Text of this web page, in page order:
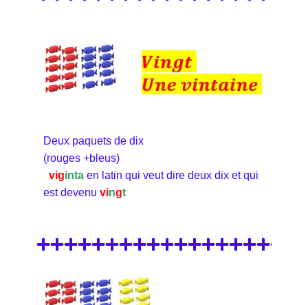
Deux paquets de dix
(rouges +bleus)
viginta en latin qui veut dire deux dix et qui
est devenu vingt